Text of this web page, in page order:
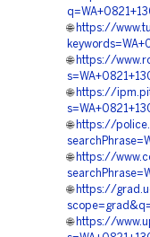
🌐 https://
🌐 https://
🌐 https://
🌐 https://
🌐 https://
🌐 https://
🌐 https://